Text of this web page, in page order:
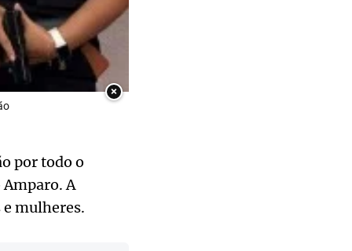
×
por todo o
A
mulheres.